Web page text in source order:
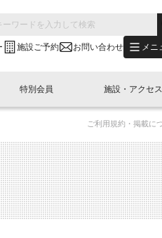
施設ご予約 お問い合わせ メニ
別会員開催
展・参加
"LINK-BioBAY TOKYO"？
(News Letter)
コラム
ュース・事業紹介
ベント
LINK-J WEST
容
本橋エリアについて
特別会員
し込み
施設・アクセス
予約
ご利用規約・掲載に